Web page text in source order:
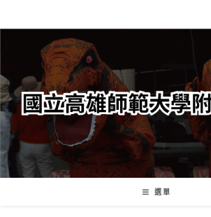
轉
要
內
容
選單